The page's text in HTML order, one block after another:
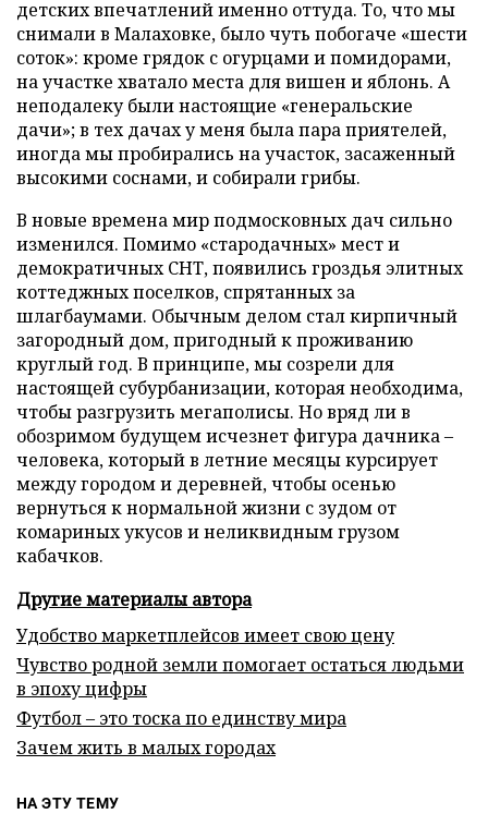
детских впечатлений именно оттуда. То, что мы
снимали в Малаховке, было чуть побогаче «шести
соток»: кроме грядок с огурцами и помидорами,
на участке хватало места для вишен и яблонь. А
неподалеку были настоящие «генеральские
дачи»; в тех дачах у меня была пара приятелей,
иногда мы пробирались на участок, засаженный
высокими соснами, и собирали грибы.
В новые времена мир подмосковных дач сильно
изменился. Помимо «стародачных» мест и
демократичных СНТ, появились гроздья элитных
коттеджных поселков, спрятанных за
шлагбаумами. Обычным делом стал кирпичный
загородный дом, пригодный к проживанию
круглый год. В принципе, мы созрели для
настоящей субурбанизации, которая необходима,
чтобы разгрузить мегаполисы. Но вряд ли в
обозримом будущем исчезнет фигура дачника –
человека, который в летние месяцы курсирует
между городом и деревней, чтобы осенью
вернуться к нормальной жизни с зудом от
комариных укусов и неликвидным грузом
кабачков.
Другие материалы автора
Удобство маркетплейсов имеет свою цену
Чувство родной земли помогает остаться людьми
в эпоху цифры
Футбол – это тоска по единству мира
Зачем жить в малых городах
НА ЭТУ ТЕМУ